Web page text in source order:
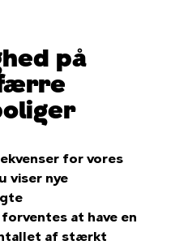
på
for vores
viser nye
at have en
af stærkt